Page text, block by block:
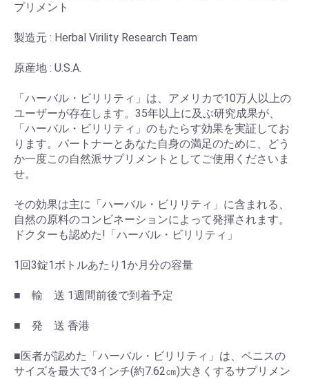
プリメント
製造元 : Herbal Virility Research Team
原産地 : U.S.A.
「ハーバル・ビリリティ」は、アメリカで10万人以上の
ユーザーが存在します。35年以上に及ぶ研究成果が、
「ハーバル・ビリリティ」のもたらす効果を実証してお
ります。パートナーとあなた自身の満足のために、どう
か一度この自然派サプリメントとしてご使用くださいま
せ。
その効果は主に「ハーバル・ビリリティ」に含まれる、
自然の原料のコンビネーションによって発揮されます。
ドクターも認めた!「ハーバル・ビリリティ」
1回3錠1ボトルあたり1か月分の容量
■ 輸 送 1週間前後で到着予定
■ 発 送 香港
■医者が認めた「ハーバル・ビリリティ」は、ペニスの
サイズを最大で3インチ(約7.62㎝)大きくするサプリメン